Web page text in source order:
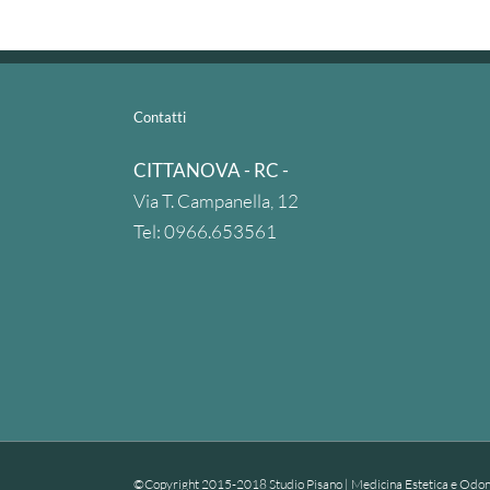
Contatti
CITTANOVA - RC -
Via T. Campanella, 12
Tel: 0966.653561
©Copyright 2015-2018 Studio Pisano | Medicina Estetica e